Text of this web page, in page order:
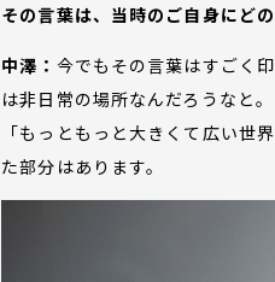
その言葉は、当時のご自身にど
中澤： 今でもその言葉はすごく
は非日常の場所なんだろうなと
「もっともっと大きくて広い世
た部分はあります。